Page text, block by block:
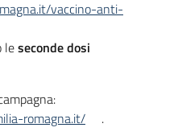
vaccino-anti-
leseconde dosi
romagna.it/
.